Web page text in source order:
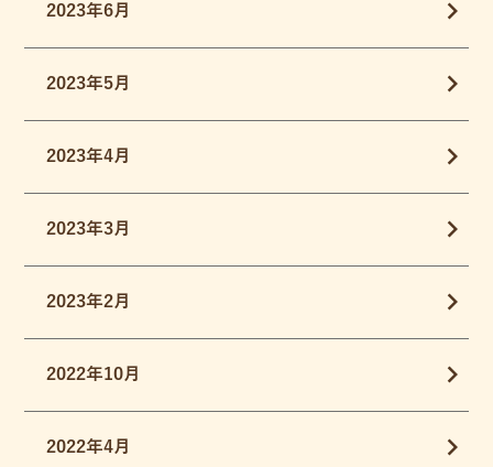
2023年6月
2023年5月
2023年4月
2023年3月
2023年2月
2022年10月
2022年4月